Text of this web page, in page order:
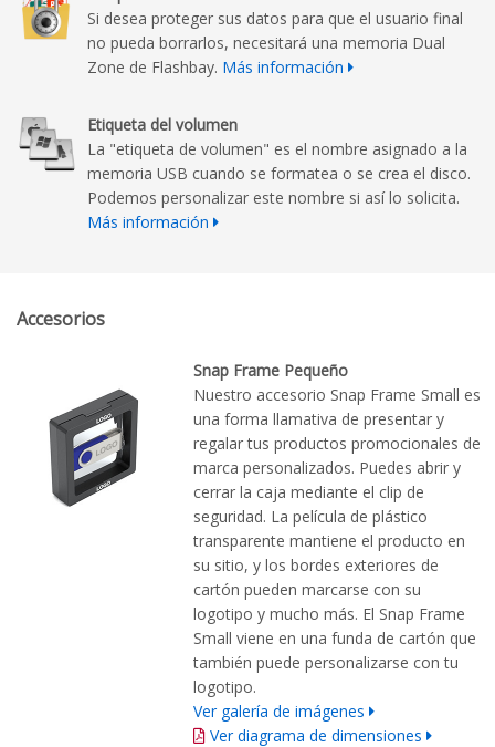
Si desea proteger sus datos para que el usuario final
no pueda borrarlos, necesitará una memoria Dual
Zone de Flashbay. Más información
Etiqueta del volumen
La "etiqueta de volumen" es el nombre asignado a la
memoria USB cuando se formatea o se crea el disco.
Podemos personalizar este nombre si así lo solicita.
Más información
Accesorios
Snap Frame Pequeño
Nuestro accesorio Snap Frame Small es
una forma llamativa de presentar y
regalar tus productos promocionales de
marca personalizados. Puedes abrir y
cerrar la caja mediante el clip de
seguridad. La película de plástico
transparente mantiene el producto en
su sitio, y los bordes exteriores de
cartón pueden marcarse con su
logotipo y mucho más. El Snap Frame
Small viene en una funda de cartón que
también puede personalizarse con tu
logotipo.
Ver galería de imágenes
Ver diagrama de dimensiones